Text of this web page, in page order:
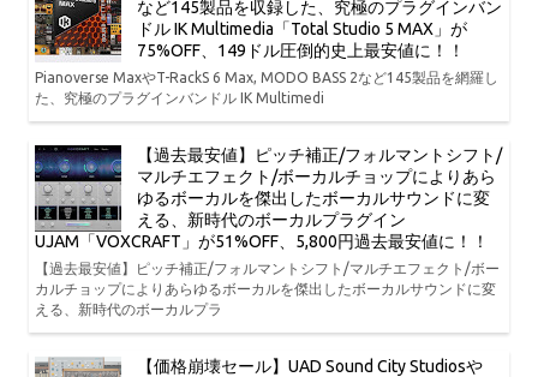
など145製品を収録した、究極のプラグインバン
ドル IK Multimedia「Total Studio 5 MAX」が
75%OFF、149ドル圧倒的史上最安値に！！
Pianoverse MaxやT-RackS 6 Max, MODO BASS 2など145製品を網羅し
た、究極のプラグインバンドル IK Multimedi
【過去最安値】ピッチ補正/フォルマントシフト/
マルチエフェクト/ボーカルチョップによりあら
ゆるボーカルを傑出したボーカルサウンドに変
える、新時代のボーカルプラグイン
UJAM「VOXCRAFT」が51%OFF、5,800円過去最安値に！！
【過去最安値】ピッチ補正/フォルマントシフト/マルチエフェクト/ボー
カルチョップによりあらゆるボーカルを傑出したボーカルサウンドに変
える、新時代のボーカルプラ
【価格崩壊セール】UAD Sound City Studiosや